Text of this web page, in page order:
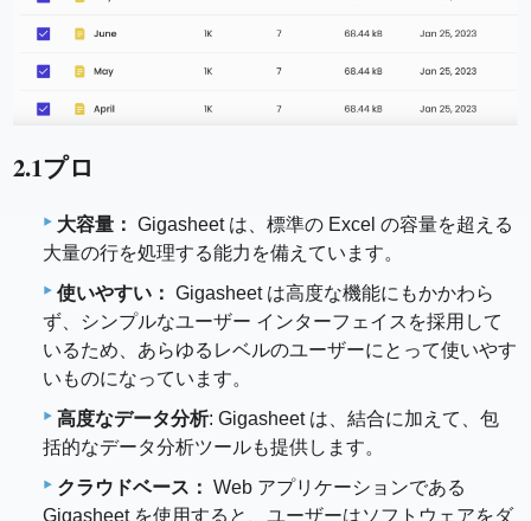
2.1プロ
大容量： Gigasheet は、標準の Excel の容量を超える
大量の行を処理する能力を備えています。
使いやすい： Gigasheet は高度な機能にもかかわら
ず、シンプルなユーザー インターフェイスを採用して
いるため、あらゆるレベルのユーザーにとって使いやす
いものになっています。
高度なデータ分析: Gigasheet は、結合に加えて、包
括的なデータ分析ツールも提供します。
クラウドベース： Web アプリケーションである
Gigasheet を使用すると、ユーザーはソフトウェアをダ